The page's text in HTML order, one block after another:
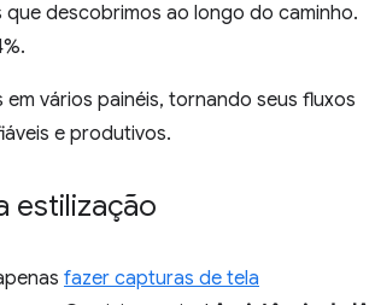
descobrimos ao longo do caminho.
vários painéis, tornando seus fluxos
e produtivos.
estilização
fazer capturas de tela